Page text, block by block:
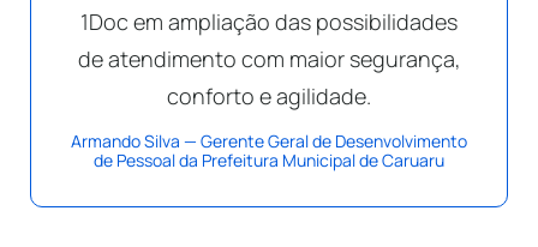
1Doc em ampliação das possibilidades
de atendimento com maior segurança,
conforto e agilidade.
Armando Silva — Gerente Geral de Desenvolvimento
de Pessoal da Prefeitura Municipal de Caruaru